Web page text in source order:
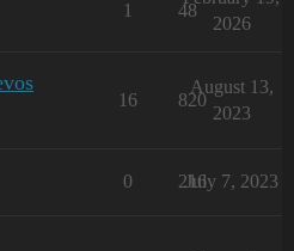
1 48
2026
16 820
August 13,
2023
0 216
July 7, 2023